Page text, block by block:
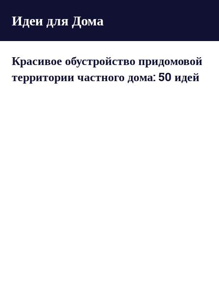
перейти
к
содержимому
Идеи для Дома
Красивое обустройство придомовой
территории частного дома: 50 идей